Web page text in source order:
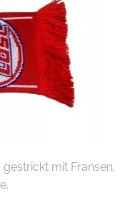
mit Fransen.